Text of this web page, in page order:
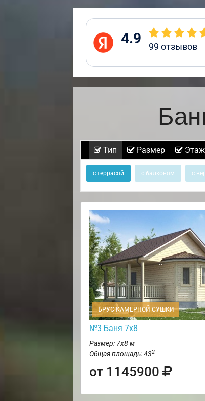
4.9 99 отзывов
Тип Размер
с террасой с балконом с
БРУС КАМЕРНОЙ СУШКИ
№3 Баня 7х8
Размер: 7х8 м
Общая площадь: 432
от 1145900